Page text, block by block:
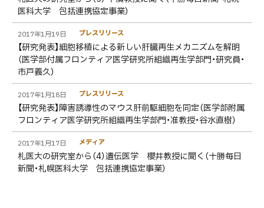
医科大学 包括連携協定事業）
2017年1月19日 プレスリリース
【研究発表】細胞移植による新しい肝臓再生メカニズムを解明
（医学部付属フロンティア医学研究所組織再生学部門・研究員・
市戸義久）
2017年1月18日 プレスリリース
【研究発表】障害誘導性のマウス肝前駆細胞を同定（医学部附属
フロンティア医学研究所組織再生学部門・准教授・谷水直樹）
2017年1月17日 メディア
札医大の研究室から（4）遺伝医学 櫻井教授に聞く（十勝毎日
新聞・札幌医科大学 包括連携協定事業）